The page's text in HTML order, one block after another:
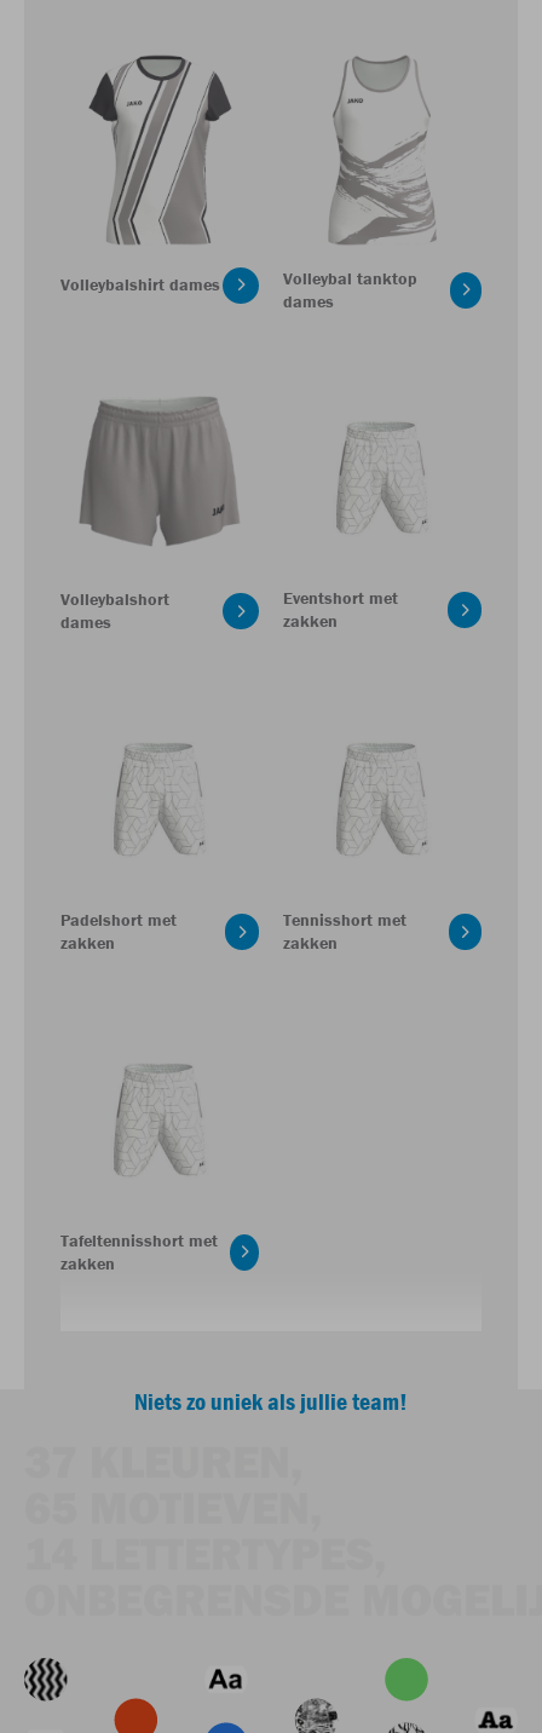
Volleybalshirt dames
Volleybal tanktop
dames
Volleybalshort
dames
Eventshort met
zakken
Padelshort met
zakken
Tennisshort met
zakken
Tafeltennisshort met
zakken
Niets zo uniek als jullie team!